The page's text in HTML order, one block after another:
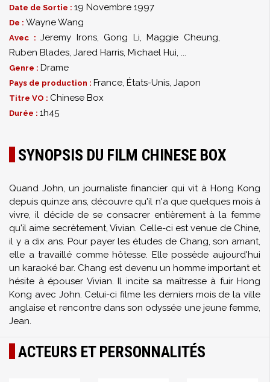
Date de Sortie : 19 Novembre 1997
De : Wayne Wang
Avec :Jeremy Irons, Gong Li,Maggie Cheung,
Ruben Blades, Jared Harris, Michael Hui, ...
Genre : Drame
Pays de production : France, États-Unis, Japon
Titre VO : Chinese Box
Durée : 1h45
SYNOPSIS DU FILM CHINESE BOX
Quand John, un journaliste financier qui vit à Hong Kong
depuis quinze ans, découvre qu'il n'a que quelques mois à
vivre, il décide de se consacrer entièrement à la femme
qu'il aime secrètement, Vivian. Celle-ci est venue de Chine,
il y a dix ans. Pour payer les études de Chang, son amant,
elle a travaillé comme hôtesse. Elle possède aujourd'hui
un karaoké bar. Chang est devenu un homme important et
hésite à épouser Vivian. Il incite sa maîtresse à fuir Hong
Kong avec John. Celui-ci filme les derniers mois de la ville
anglaise et rencontre dans son odyssée une jeune femme,
Jean.
ACTEURS ET PERSONNALITÉS